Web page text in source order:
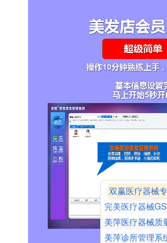
双赢医疗器械专
完美医疗器械
美萍医疗器械质
美萍诊所管理系